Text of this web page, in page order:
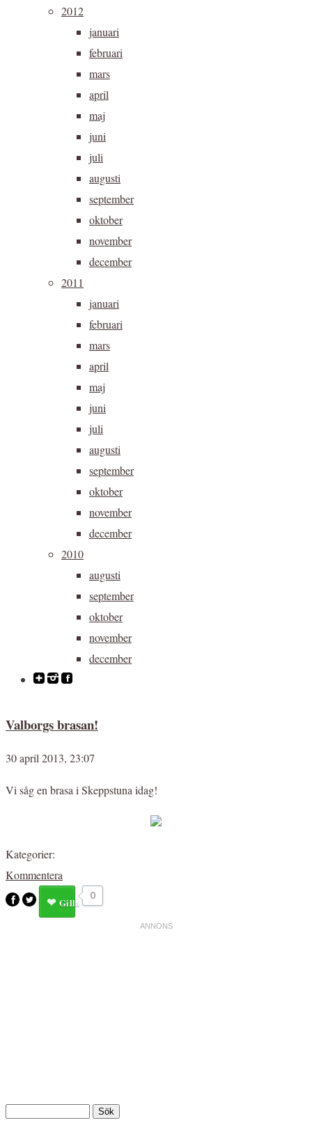
2012
januari
februari
mars
april
maj
juni
juli
augusti
september
oktober
november
december
2011
januari
februari
mars
april
maj
juni
juli
augusti
september
oktober
november
december
2010
augusti
september
oktober
november
december
Valborgs brasan!
30 april 2013, 23:07
Vi såg en brasa i Skeppstuna idag!
Kategorier:
Kommentera
0
Gilla